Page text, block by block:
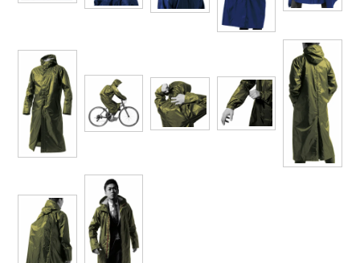
つなぎ
ファン付き作業着・空調服
電熱ウェア・ヒートウェア
刺繍・プリント加工対象商品
ジーベック ランキング
ネーム刺繍・プリント加工対象商品
作業着
ニット
ファン付きウェア
サーヴォ セロリー 大阪支店
アタックベース
スターライト工業